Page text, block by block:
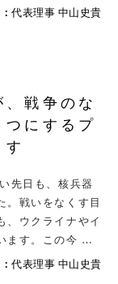
代表理事 中山史貴
戦争のな
にするプ
先日も、核兵器
。戦いをなくす目
、ウクライナやイ
ます。この今 …
代表理事 中山史貴